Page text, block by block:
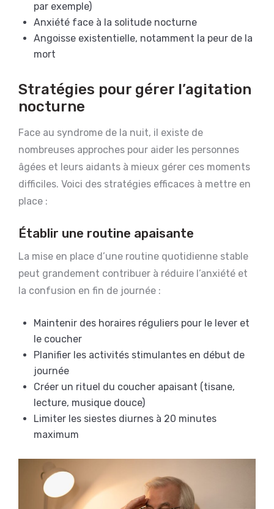
par exemple)
Anxiété face à la solitude nocturne
Angoisse existentielle, notamment la peur de la
mort
Stratégies pour gérer l’agitation
nocturne
Face au syndrome de la nuit, il existe de
nombreuses approches pour aider les personnes
âgées et leurs aidants à mieux gérer ces moments
difficiles. Voici des stratégies efficaces à mettre en
place :
Établir une routine apaisante
La mise en place d’une routine quotidienne stable
peut grandement contribuer à réduire l’anxiété et
la confusion en fin de journée :
Maintenir des horaires réguliers pour le lever et
le coucher
Planifier les activités stimulantes en début de
journée
Créer un rituel du coucher apaisant (tisane,
lecture, musique douce)
Limiter les siestes diurnes à 20 minutes
maximum